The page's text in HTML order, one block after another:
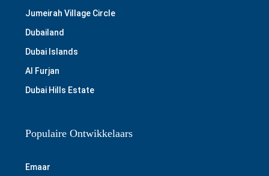
Jumeirah Village Circle
Dubailand
Dubai Islands
Al Furjan
Dubai Hills Estate
Populaire Ontwikkelaars
Emaar